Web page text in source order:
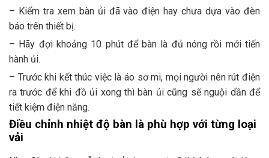
– Kiểm tra xem bàn ủi đã vào điện hay chưa dựa vào đèn
báo trên thiết bị.
– Hãy đợi khoảng 10 phút để bàn là đủ nóng rồi mới tiến
hành ủi.
– Trước khi kết thúc việc là áo sơ mi, mọi người nên rút điện
ra trước để khi đồ ủi xong thì bàn ủi cũng sẽ nguội dần để
tiết kiệm điện năng.
Điều chỉnh nhiệt độ bàn là phù hợp với từng loại
vải